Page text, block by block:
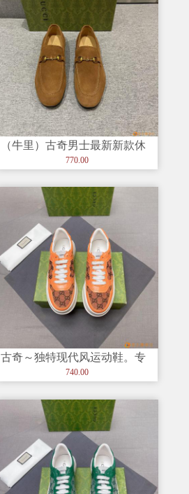
（牛里）古奇男士最新新款休
闲鞋！绝对的奢华打造，进口
770.00
古奇～独特现代风运动鞋。专
柜代购?休闲?? 意大利进口原版
740.00